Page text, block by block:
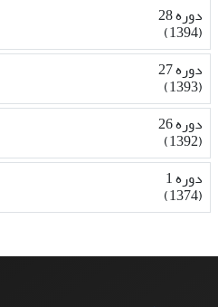
دوره 28
(1394)
دوره 27
(1393)
دوره 26
(1392)
دوره 1
(1374)